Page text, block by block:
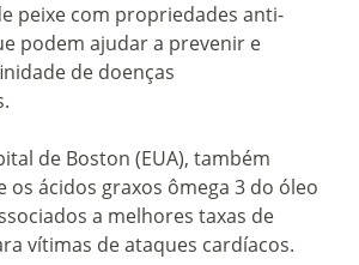
peixe com propriedades anti-
podem ajudar a prevenir e
de doenças
de Boston (EUA), também
os ácidos graxos ômega 3 do óleo
a melhores taxas de
vítimas de ataques cardíacos.